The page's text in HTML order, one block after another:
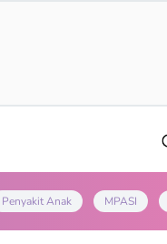
Penyakit Anak MPASI